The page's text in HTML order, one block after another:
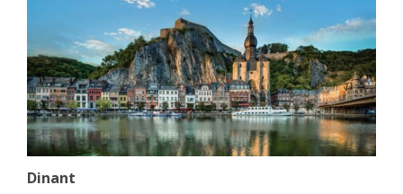
Dinant